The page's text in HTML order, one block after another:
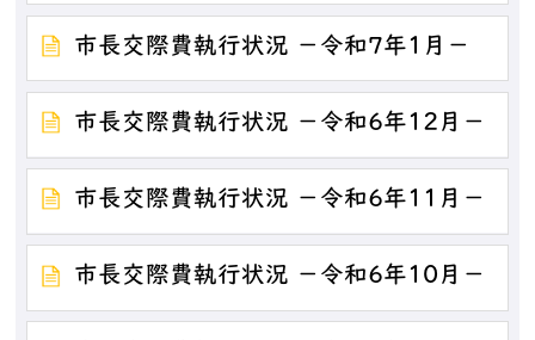
市長交際費執行状況 －令和7年1月－
市長交際費執行状況 －令和6年12月－
市長交際費執行状況 －令和6年11月－
市長交際費執行状況 －令和6年10月－